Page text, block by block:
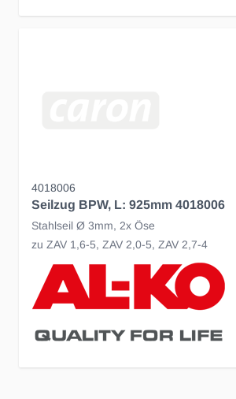
4018006
Seilzug BPW, L: 925mm 4018006
Stahlseil Ø 3mm, 2x Öse
zu ZAV 1,6-5, ZAV 2,0-5, ZAV 2,7-4